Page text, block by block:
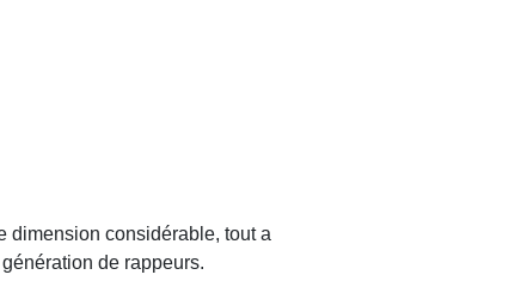
dimension considérable, tout a
de rappeurs.